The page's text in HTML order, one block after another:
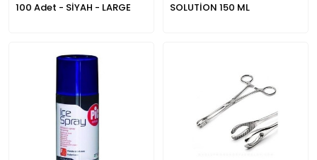
100 Adet - SİYAH - LARGE
SOLUTİON 150 ML